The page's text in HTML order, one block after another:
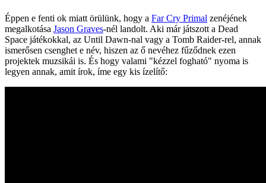
Éppen e fenti ok miatt örülünk, hogy a Far Cry Primal zenéjének
megalkotása Jason Graves-nél landolt. Aki már játszott a Dead
Space játékokkal, az Until Dawn-nal vagy a Tomb Raider-rel, annak
ismerősen csenghet e név, hiszen az ő nevéhez fűződnek ezen
projektek muzsikái is. És hogy valami "kézzel fogható" nyoma is
legyen annak, amit írok, íme egy kis ízelítő: